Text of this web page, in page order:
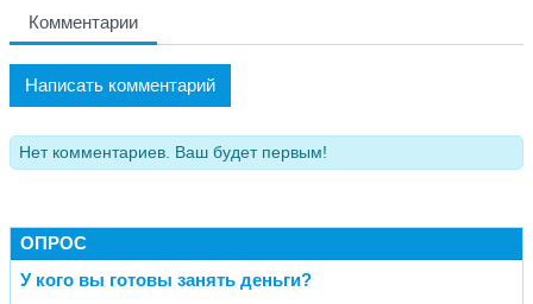
Комментарии
Написать комментарий
Нет комментариев. Ваш будет первым!
ОПРОС
У кого вы готовы занять деньги?